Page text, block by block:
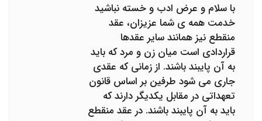
با سلام و عرض ادب و خسته نباشید
خدمت همه ی شما عزیزان، عقد
منقطع نیز همانند سایر عقدها
قراردادی است میان زن و مرد که باید
به آن پایبند باشند. از زمانی که عقدی
جاری می شود طرفین بر اساس قانون
تعهداتی در مقابل یکدیگر دارند که
باید به آن پایبند باشند. در عقد منقطع